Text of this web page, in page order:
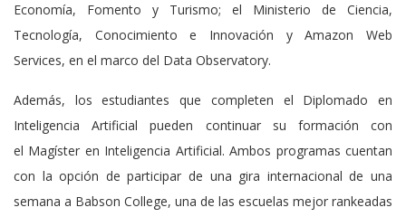
Economía, Fomento y Turismo; el Ministerio de Ciencia,
Tecnología, Conocimiento e Innovación y Amazon Web
Services, en el marco del Data Observatory.
Además, los estudiantes que completen el Diplomado en
Inteligencia Artificial pueden continuar su formación con
el Magíster en Inteligencia Artificial. Ambos programas cuentan
con la opción de participar de una gira internacional de una
semana a Babson College, una de las escuelas mejor rankeadas